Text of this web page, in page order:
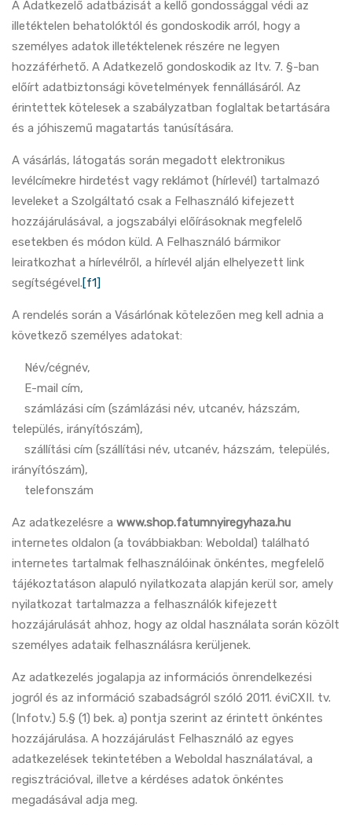
A Adatkezelő adatbázisát a kellő gondossággal védi az
illetéktelen behatolóktól és gondoskodik arról, hogy a
személyes adatok illetéktelenek részére ne legyen
hozzáférhető. A Adatkezelő gondoskodik az Itv. 7. §-ban
előírt adatbiztonsági követelmények fennállásáról. Az
érintettek kötelesek a szabályzatban foglaltak betartására
és a jóhiszemű magatartás tanúsítására.
A vásárlás, látogatás során megadott elektronikus
levélcímekre hirdetést vagy reklámot (hírlevél) tartalmazó
leveleket a Szolgáltató csak a Felhasználó kifejezett
hozzájárulásával, a jogszabályi előírásoknak megfelelő
esetekben és módon küld. A Felhasználó bármikor
leiratkozhat a hírlevélről, a hírlevél alján elhelyezett link
segítségével.[f1]
A rendelés során a Vásárlónak kötelezően meg kell adnia a
következő személyes adatokat:
Név/cégnév,
E-mail cím,
számlázási cím (számlázási név, utcanév, házszám,
település, irányítószám),
szállítási cím (szállítási név, utcanév, házszám, település,
irányítószám),
telefonszám
Az adatkezelésre a www.shop.fatumnyiregyhaza.hu
internetes oldalon (a továbbiakban: Weboldal) található
internetes tartalmak felhasználóinak önkéntes, megfelelő
tájékoztatáson alapuló nyilatkozata alapján kerül sor, amely
nyilatkozat tartalmazza a felhasználók kifejezett
hozzájárulását ahhoz, hogy az oldal használata során közölt
személyes adataik felhasználásra kerüljenek.
Az adatkezelés jogalapja az információs önrendelkezési
jogról és az információ szabadságról szóló 2011. éviCXII. tv.
(Infotv.) 5.§ (1) bek. a) pontja szerint az érintett önkéntes
hozzájárulása. A hozzájárulást Felhasználó az egyes
adatkezelések tekintetében a Weboldal használatával, a
regisztrációval, illetve a kérdéses adatok önkéntes
megadásával adja meg.